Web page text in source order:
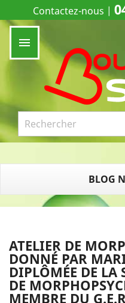
Contactez-nous |

BLOG
ATELIER DE
DONNÉ PAR
DIPLÔMÉE DE LA
DE
MEMBRE DU